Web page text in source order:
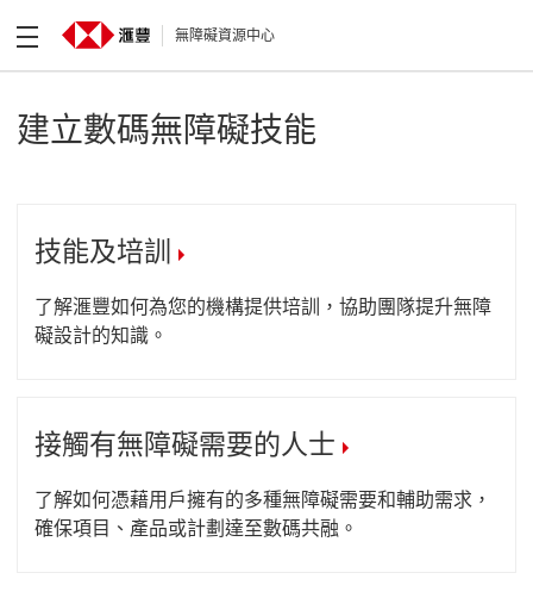
無障礙資源中心
建立數碼無障礙技能
技能及培訓
了解滙豐如何為您的機構提供培訓，協助團隊提升無障
礙設計的知識。
接觸有無障礙需要的人士
了解如何憑藉用戶擁有的多種無障礙需要和輔助需求，
確保項目、產品或計劃達至數碼共融。